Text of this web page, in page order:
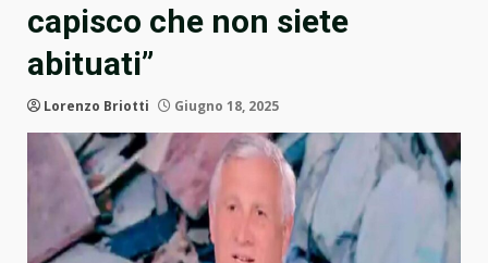
capisco che non siete
abituati”
Lorenzo Briotti Giugno 18, 2025